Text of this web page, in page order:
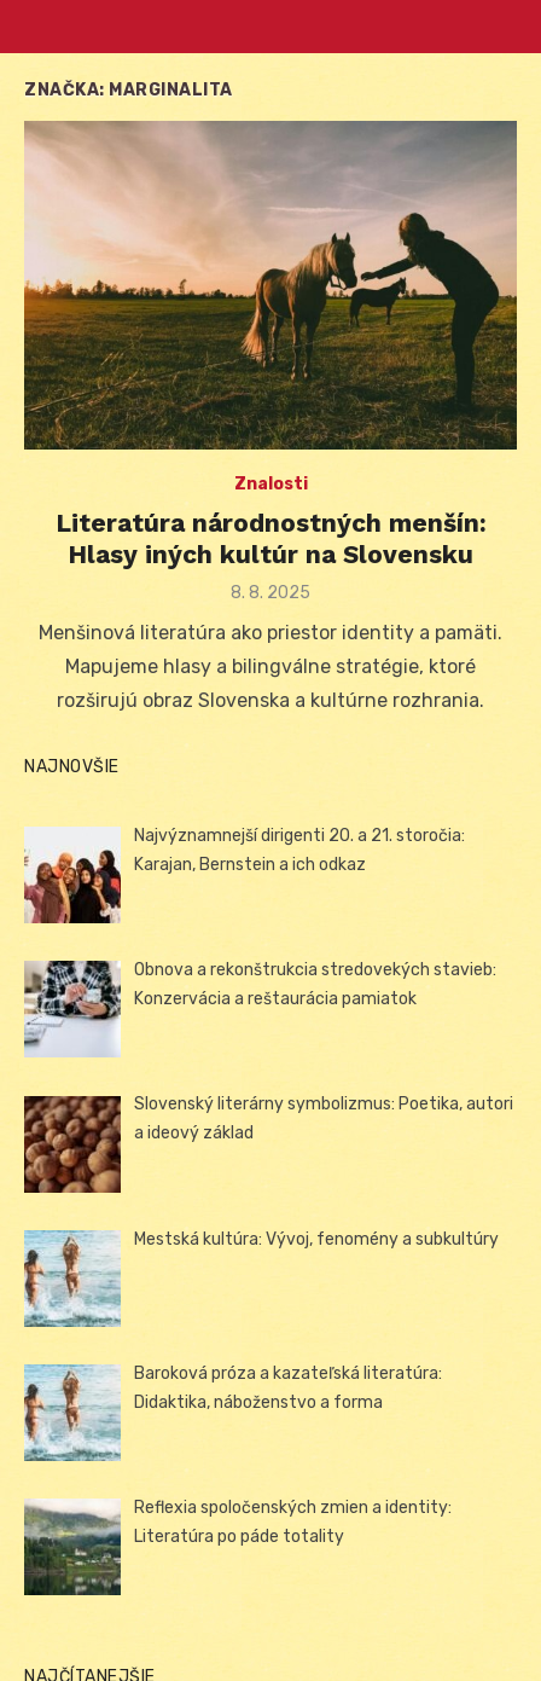
ZNAČKA: MARGINALITA
Znalosti
Literatúra národnostných menšín:
Hlasy iných kultúr na Slovensku
Posted
8. 8. 2025
Menšinová literatúra ako priestor identity a pamäti.
Mapujeme hlasy a bilingválne stratégie, ktoré
rozširujú obraz Slovenska a kultúrne rozhrania.
NAJNOVŠIE
Najvýznamnejší dirigenti 20. a 21. storočia:
Karajan, Bernstein a ich odkaz
Obnova a rekonštrukcia stredovekých stavieb:
Konzervácia a reštaurácia pamiatok
Slovenský literárny symbolizmus: Poetika, autori
a ideový základ
Mestská kultúra: Vývoj, fenomény a subkultúry
Baroková próza a kazateľská literatúra:
Didaktika, náboženstvo a forma
Reflexia spoločenských zmien a identity:
Literatúra po páde totality